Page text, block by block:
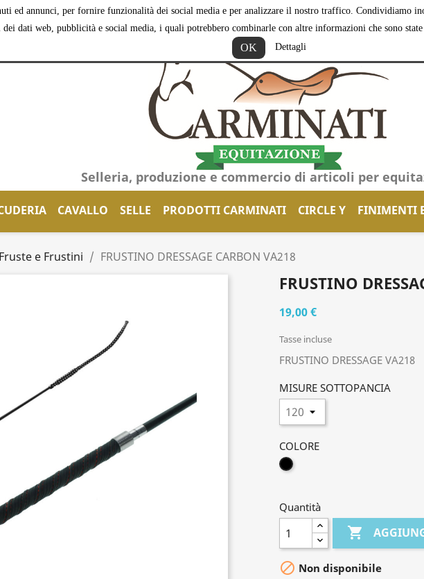
ed annunci, per fornire funzionalità dei social media e per analizzare il nostro traffico.
dei dati web, pubblicità e social media, i quali potrebbero combinarle con altre informazioni che sono
OK Dettagli
Selleria, produzione e commercio di articoli per
CAVALLO SELLE PRODOTTI CARMINATI CIRCLE Y FINIMENTI
Fruste e Frustini FRUSTINO DRESSAGE CARBON VA218
FRUSTINO
19,00 €
Tasse incluse
FRUSTINO DRESSAGE VA218
MISURE SOTTOPANCIA
COLORE
NERO
Quantità

 Non disponibile